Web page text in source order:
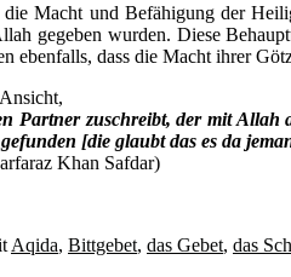
die Macht und Befähigung der
gegeben wurden. Diese
ebenfalls, dass die Macht ihrer
Partner zuschreibt, der mit
[die glaubt das es da
Khan Safdar)
Aqida, Bittgebet, das Gebet, das